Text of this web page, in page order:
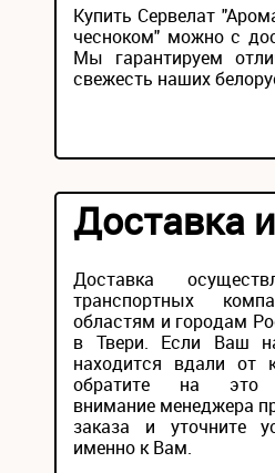
Купить Сервелат
чесноком" можно с
Мы гарантируем
свежесть наших
Доставка
Доставка
транспортных
областям и городам
в Твери. Если Ваш
находится вдали от
обратите на это
внимание менеджера
заказа и уточните
именно к Вам.